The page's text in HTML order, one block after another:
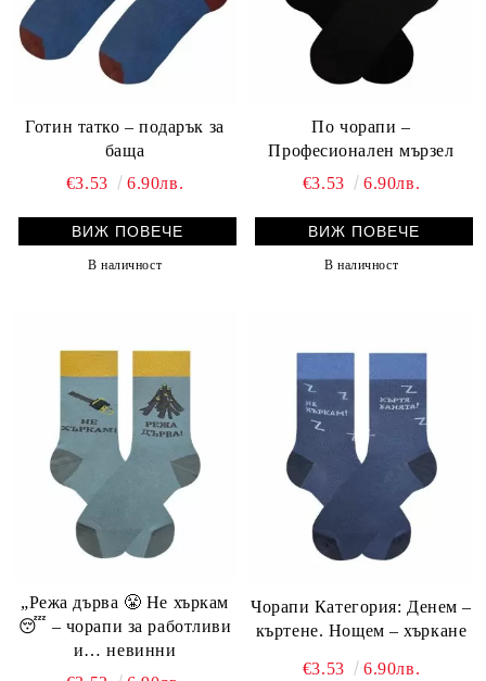
Готин татко – подарък за
баща
€3.53
6.90лв.
ВИЖ ПОВЕЧЕ
В наличност
По чорапи –
Професионален мързел
€3.53
6.90лв.
ВИЖ ПОВЕЧЕ
В наличност
„Режа дърва 😤 Не хъркам
😴 – чорапи за работливи
и… невинни
Чорапи Категория: Денем –
къртене. Нощем – хъркане
€3.53 6.90лв.